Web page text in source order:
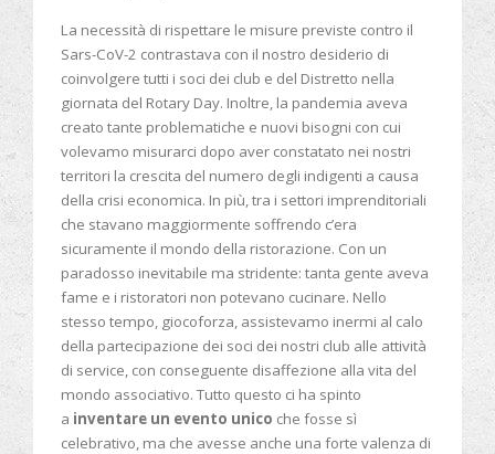
La necessità di rispettare le misure previste contro il
Sars-CoV-2 contrastava con il nostro desiderio di
coinvolgere tutti i soci dei club e del Distretto nella
giornata del Rotary Day. Inoltre, la pandemia aveva
creato tante problematiche e nuovi bisogni con cui
volevamo misurarci dopo aver constatato nei nostri
territori la crescita del numero degli indigenti a causa
della crisi economica. In più, tra i settori imprenditoriali
che stavano maggiormente soffrendo c’era
sicuramente il mondo della ristorazione. Con un
paradosso inevitabile ma stridente: tanta gente aveva
fame e i ristoratori non potevano cucinare. Nello
stesso tempo, giocoforza, assistevamo inermi al calo
della partecipazione dei soci dei nostri club alle attività
di service, con conseguente disaffezione alla vita del
mondo associativo. Tutto questo ci ha spinto
a inventare un evento unico che fosse sì
celebrativo, ma che avesse anche una forte valenza di